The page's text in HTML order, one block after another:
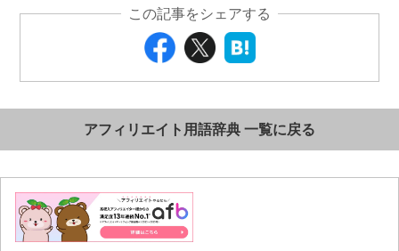
この記事をシェアする
アフィリエイト用語辞典 一覧に戻る